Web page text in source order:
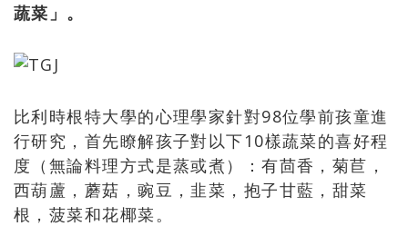
蔬菜」。
比利時根特大學的心理學家針對98位學前孩童進
行研究，首先瞭解孩子對以下10樣蔬菜的喜好程
度（無論料理方式是蒸或煮）：有茴香，菊苣，
西葫蘆，蘑菇，豌豆，韭菜，抱子甘藍，甜菜
根，菠菜和花椰菜。